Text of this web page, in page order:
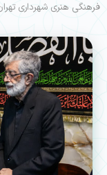
فرهنگی هنری شهرداری